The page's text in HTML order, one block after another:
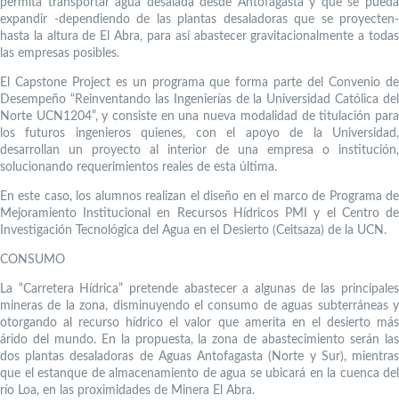
expandir -dependiendo de las plantas desaladoras que se proyecten-
hasta la altura de El Abra, para así abastecer gravitacionalmente a todas
las empresas posibles.
El Capstone Project es un programa que forma parte del Convenio de
Desempeño “Reinventando las Ingenierías de la Universidad Católica del
Norte UCN1204”, y consiste en una nueva modalidad de titulación para
los futuros ingenieros quienes, con el apoyo de la Universidad,
desarrollan un proyecto al interior de una empresa o institución,
solucionando requerimientos reales de esta última.
En este caso, los alumnos realizan el diseño en el marco de Programa de
Mejoramiento Institucional en Recursos Hídricos PMI y el Centro de
Investigación Tecnológica del Agua en el Desierto (Ceitsaza) de la UCN.
CONSUMO
La “Carretera Hídrica” pretende abastecer a algunas de las principales
mineras de la zona, disminuyendo el consumo de aguas subterráneas y
otorgando al recurso hídrico el valor que amerita en el desierto más
árido del mundo. En la propuesta, la zona de abastecimiento serán las
dos plantas desaladoras de Aguas Antofagasta (Norte y Sur), mientras
que el estanque de almacenamiento de agua se ubicará en la cuenca del
río Loa, en las proximidades de Minera El Abra.